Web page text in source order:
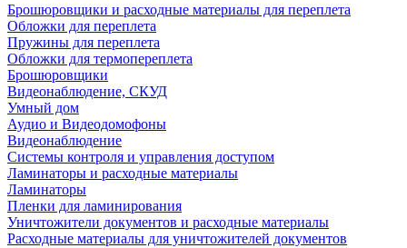
Брошюровщики и расходные материалы для переплета
Обложки для переплета
Пружины для переплета
Обложки для термопереплета
Брошюровщики
Видеонаблюдение, СКУД
Умный дом
Аудио и Видеодомофоны
Видеонаблюдение
Системы контроля и управления доступом
Ламинаторы и расходные материалы
Ламинаторы
Пленки для ламинирования
Уничтожители документов и расходные материалы
Расходные материалы для уничтожителей документов